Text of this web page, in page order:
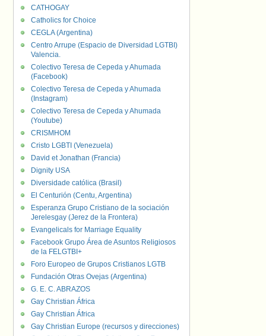
CATHOGAY
Catholics for Choice
CEGLA (Argentina)
Centro Arrupe (Espacio de Diversidad LGTBI)
Valencia.
Colectivo Teresa de Cepeda y Ahumada
(Facebook)
Colectivo Teresa de Cepeda y Ahumada
(Instagram)
Colectivo Teresa de Cepeda y Ahumada
(Youtube)
CRISMHOM
Cristo LGBTI (Venezuela)
David et Jonathan (Francia)
Dignity USA
Diversidade católica (Brasil)
El Centurión (Centu, Argentina)
Esperanza Grupo Cristiano de la sociación
Jerelesgay (Jerez de la Frontera)
Evangelicals for Marriage Equality
Facebook Grupo Área de Asuntos Religiosos
de la FELGTBI+
Foro Europeo de Grupos Cristianos LGTB
Fundación Otras Ovejas (Argentina)
G. E. C. ABRAZOS
Gay Christian África
Gay Christian África
Gay Christian Europe (recursos y direcciones)